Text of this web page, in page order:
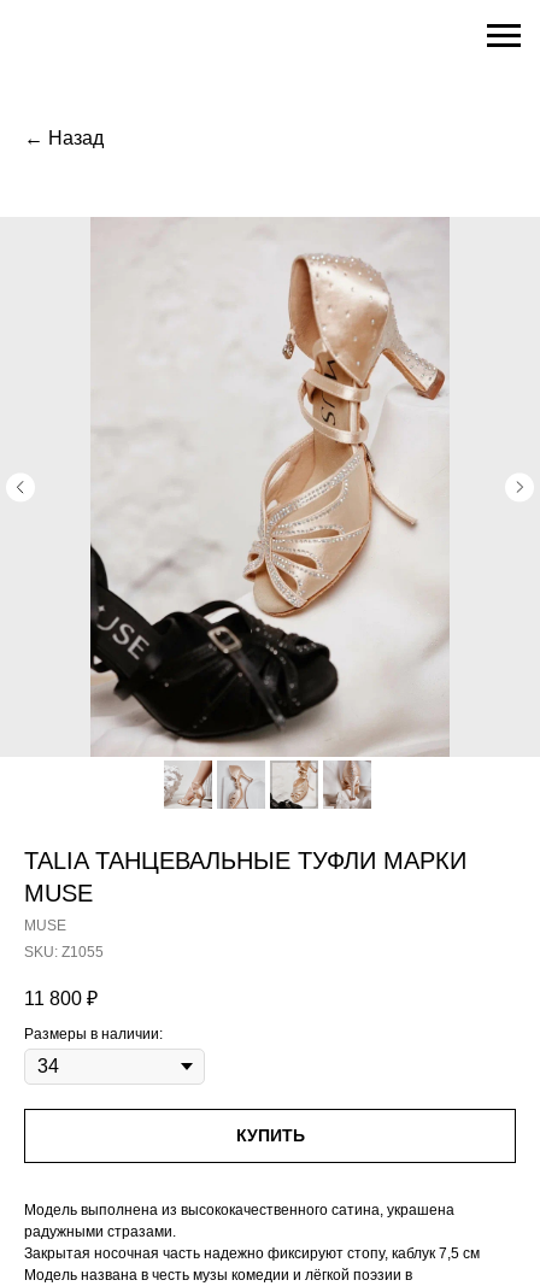
← Назад
TALIA ТАНЦЕВАЛЬНЫЕ ТУФЛИ МАРКИ
MUSE
MUSE
SKU: Z1055
11 800 ₽
Размеры в наличии:
КУПИТЬ
Модель выполнена из высококачественного сатина, украшена
радужными стразами.
Закрытая носочная часть надежно фиксируют стопу, каблук 7,5 см
Модель названа в честь музы комедии и лёгкой поэзии в